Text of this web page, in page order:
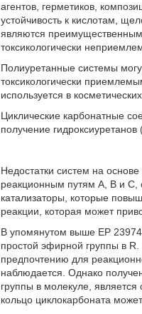
агентов, герметиков,
устойчивость к кислотам,
являются
токсикологически
Полиуретанные системы
токсикологически
используется в
Циклические карбонатные
получение
Недостатки систем на
реакционным путям А, В и С,
катализаторы, которые
реакции, которая может
В упомянутом выше ЕР
простой эфирной группы в
предпочтению для
наблюдается. Однако
группы в молекуле,
кольцо циклокарбоната